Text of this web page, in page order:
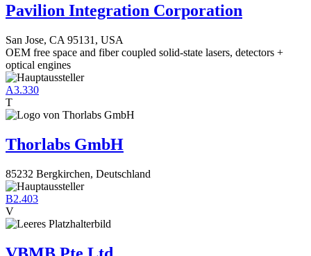
Pavilion Integration Corporation
San Jose, CA 95131, USA
OEM free space and fiber coupled solid-state lasers, detectors +
optical engines
A3.330
T
Thorlabs GmbH
85232 Bergkirchen, Deutschland
B2.403
V